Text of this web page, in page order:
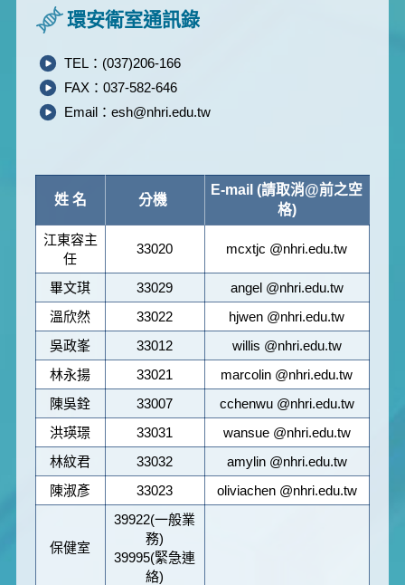
環安衛室通訊錄
TEL：(037)206-166
FAX：037-582-646
Email：esh@nhri.edu.tw
姓 名 分機
E-mail (請取消@前之空
格)
江東容主
任
33020 mcxtjc @nhri.edu.tw
畢文琪 33029
angel @nhri.edu.tw
溫欣然
33022
hjwen @nhri.edu.tw
吳政峯
33012
willis @nhri.edu.tw
林永揚
33021
marcolin @nhri.edu.tw
陳吳銓
33007
cchenwu @nhri.edu.tw
洪瑛璟
33031
wansue @nhri.edu.tw
林紋君
33032
amylin @nhri.edu.tw
陳淑彥
33023 oliviachen @nhri.edu.tw
保健室
39922(一般業
務)
39995(緊急連
絡)